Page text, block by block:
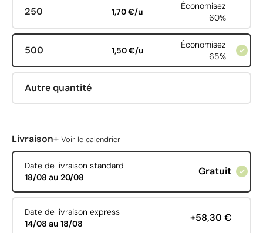
250 1,70 €/u
Économisez
60%
500 1,50 €/u
Économisez
65%
Autre quantité
Livraison+ Voir le calendrier
Date de livraison standard
18/08 au 20/08
Gratuit
Date de livraison express
14/08 au 18/08
+58,30 €